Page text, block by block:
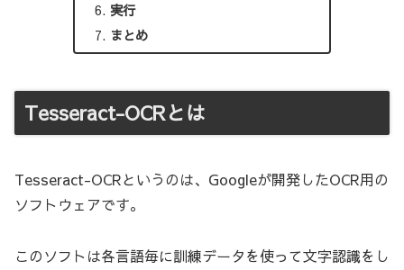
実行
まとめ
Tesseract-OCRとは
Tesseract-OCRというのは、Googleが開発したOCR用の
ソフトウェアです。
このソフトは各言語毎に訓練データを使って文字認識をし